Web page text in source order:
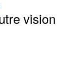
vision